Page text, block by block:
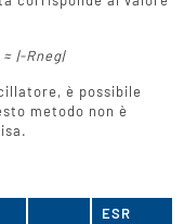
|-Rneg|
è possibile
metodo non è
ESR